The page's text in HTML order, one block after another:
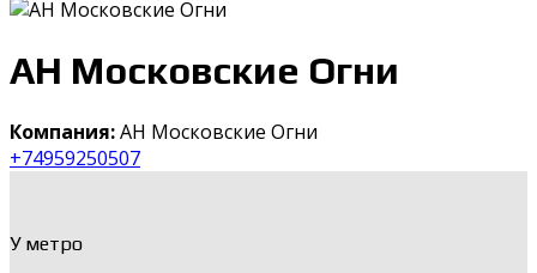
АН Московские Огни
Компания:АН Московские Огни
+74959250507
У метро